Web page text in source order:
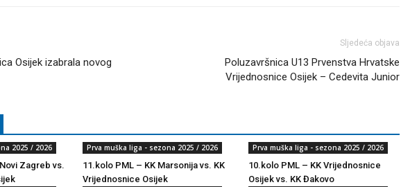
Osijek izabrala novog
Sljedeća objava
Poluzavršnica U13 Prvenstva Hrvatske
Vrijednosnice Osijek – Cedevita Junior
2025 / 2026
Zagreb vs.
Prva muška liga - sezona 2025 / 2026
11.kolo PML – KK Marsonija vs. KK
Vrijednosnice Osijek
Prva muška liga - sezona 2025 / 2026
10.kolo PML – KK Vrijednosnice
Osijek vs. KK Đakovo